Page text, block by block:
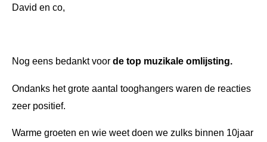
David en co,
Nog eens bedankt voor de top muzikale omlijsting.
Ondanks het grote aantal tooghangers waren de reacties
zeer positief.
Warme groeten en wie weet doen we zulks binnen 10jaar